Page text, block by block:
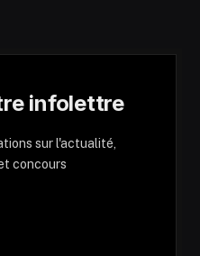
infolettre
sur l'actualité,
concours